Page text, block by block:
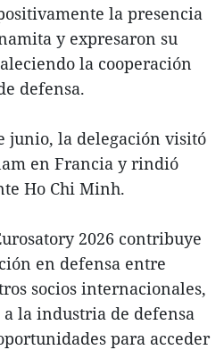
la presencia
y expresaron su
la cooperación
defensa.
junio, la delegación visitó
en Francia y rindió
Ho Chi Minh.
2026 contribuye
en defensa entre
socios internacionales,
la industria de defensa
para acceder